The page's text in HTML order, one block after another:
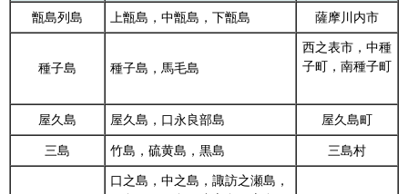
甑島列島 上甑島，中甑島，下甑島 薩摩川内市
種子島 種子島，馬毛島
西之表市，中種
子町，南種子町
屋久島 屋久島，口永良部島 屋久島町
三島 竹島，硫黄島，黒島 三島村
口之島，中之島，諏訪之瀬島，